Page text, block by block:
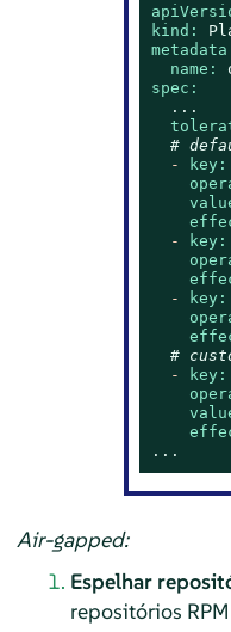
kind:
name:
spec:
...
#
-
key:
-
key:
-
key:
#
-
key:
...
Air-gapped:
Espelhar
repositórios